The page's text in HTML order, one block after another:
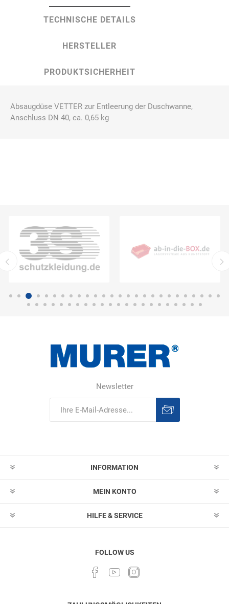
TECHNISCHE DETAILS
HERSTELLER
PRODUKTSICHERHEIT
Absaugdüse VETTER zur Entleerung der Duschwanne,
Anschluss DN 40, ca. 0,65 kg
Newsletter
INFORMATION
MEIN KONTO
HILFE & SERVICE
FOLLOW US